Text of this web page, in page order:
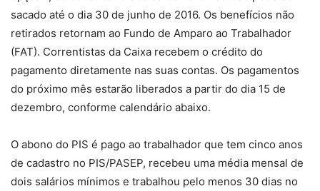
sacado até o dia 30 de junho de 2016. Os benefícios não
retirados retornam ao Fundo de Amparo ao Trabalhador
(FAT). Correntistas da Caixa recebem o crédito do
pagamento diretamente nas suas contas. Os pagamentos
do próximo mês estarão liberados a partir do dia 15 de
dezembro, conforme calendário abaixo.
O abono do PIS é pago ao trabalhador que tem cinco anos
de cadastro no PIS/PASEP, recebeu uma média mensal de
dois salários mínimos e trabalhou pelo menos 30 dias no